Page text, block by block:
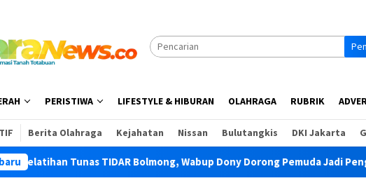
PERISTIWA LIFESTYLE & HIBURAN OLAHRAGA RUBRIK
Berita Olahraga Kejahatan Nissan Bulutangkis DKI Jakarta
Tunas TIDAR Bolmong, Wabup Dony Dorong Pemuda Jadi Pengawal